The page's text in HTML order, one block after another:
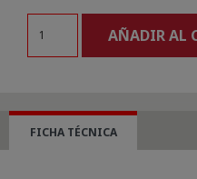
PC
AÑADIR AL
FICHA TÉCNICA